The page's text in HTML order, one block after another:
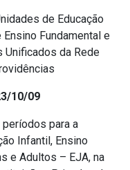
de Educação
Fundamental e
Unificados da Rede
10/09
para a
Infantil, Ensino
e Adultos – EJA, na